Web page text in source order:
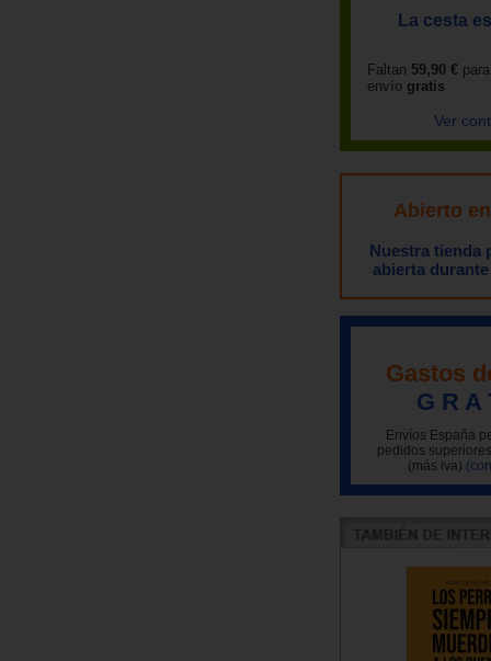
La cesta
Faltan 59,90 €
envío gratis
Ver
Abierto
Nuestra tienda
abierta
Gastos
G R A
Envíos España
pedidos
(más iva)